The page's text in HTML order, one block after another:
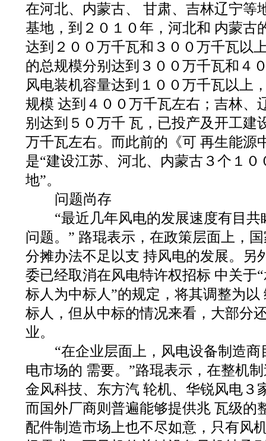
在河北、内蒙古、 甘肃、吉林辽宁等
基地，到２０１０年，河北和 内蒙古
达到２００万千瓦和３００万千瓦以
的总规模分别达到３００万千瓦和４
风电装机容量达到１００万千瓦以上
规模 达到４００万千瓦左右；吉林、
别达到５０万千 瓦，已投产及开工建
万千瓦左右。而此前的《可 再生能源
是“建设江苏、河北、内蒙古３个１
地”。
问题尚存
“最近几年风电的发展速度有目共
问题。” 路琨表示，在政策层面上，
分摊办法不足以支 持风电的发展。另
委已经取消在风电特许权招标 中关于
标人为中标人”的规定，将其调整为
标人，但从中标的情况来看，大部分
业。
“在企业层面上，风电设备制造商
电市场的 需要。”路琨表示，在整机
金风科技、东方汽 轮机、华锐风电３
而国外厂商则普遍能够提供兆 瓦级的
配件制造市场上也不尽如意，只有风